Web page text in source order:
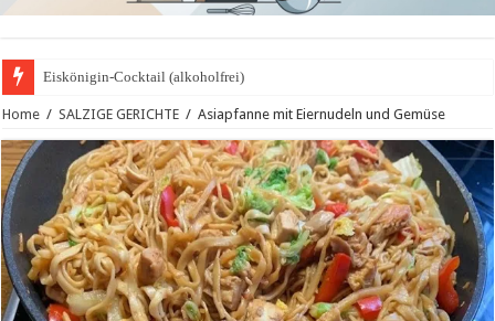
Eiskönigin-Cocktail (alkoholfrei)
Home / SALZIGE GERICHTE / Asiapfanne mit Eiernudeln und Gemüse